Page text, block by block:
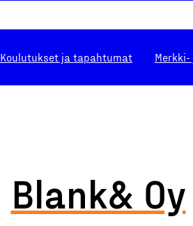
Koulutukset ja tapahtumat
Blank& Oy